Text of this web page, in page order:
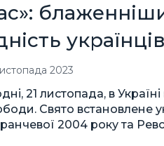
українців
2023
21 листопада, в
Свято встановлене
2004 року та